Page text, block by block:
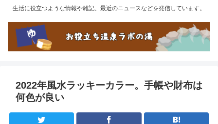
生活に役立つような情報や雑記、最近のニュースなどを発信しています。
2022年風水ラッキーカラー。手帳や財布は
何色が良い